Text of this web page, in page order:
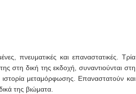
πνευματικές και επαναστατικές. Τρία
στη δική της εκδοχή, συναντιούνται στη
ιστορία μεταμόρφωσης. Επαναστατούν και
της βιώματα.